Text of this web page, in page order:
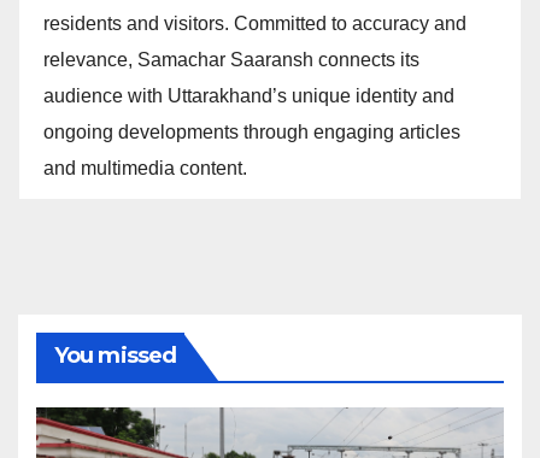
residents and visitors. Committed to accuracy and
relevance, Samachar Saaransh connects its
audience with Uttarakhand’s unique identity and
ongoing developments through engaging articles
and multimedia content.
You missed